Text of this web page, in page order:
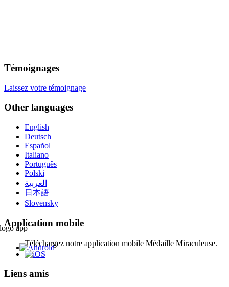
Témoignages
Laissez votre témoignage
Other languages
English
Deutsch
Español
Italiano
Português
Polski
العربية
日本語
Slovensky
Application mobile
Téléchargez notre application mobile Médaille Miraculeuse.
Liens amis